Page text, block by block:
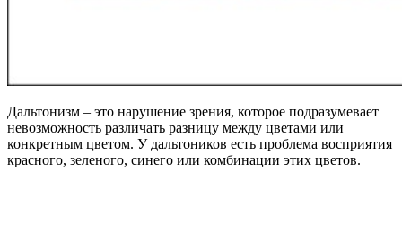
Дальтонизм – это нарушение зрения, которое подразумевает
невозможность различать разницу между цветами или
конкретным цветом. У дальтоников есть проблема восприятия
красного, зеленого, синего или комбинации этих цветов.